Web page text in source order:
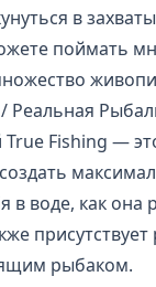
в
поймать
Реальная
Fishing —
в воде, как
рыбаком.